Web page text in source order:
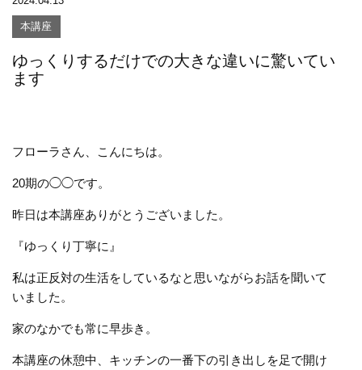
本講座
ゆっくりするだけでの大きな違いに驚いてい
ます
フローラさん、こんにちは。
20期の◯◯です。
昨日は本講座ありがとうございました。
『ゆっくり丁寧に』
私は正反対の生活をしているなと思いながらお話を聞いて
いました。
家のなかでも常に早歩き。
本講座の休憩中、キッチンの一番下の引き出しを足で開け